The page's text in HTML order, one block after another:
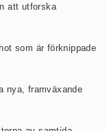
att utforska
som är förknippade
nya, framväxande